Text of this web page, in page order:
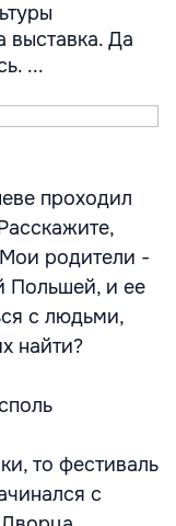
выставка. Да
...
проходил
родители -
Польшей, и ее
с людьми,
найти?
то фестиваль
с